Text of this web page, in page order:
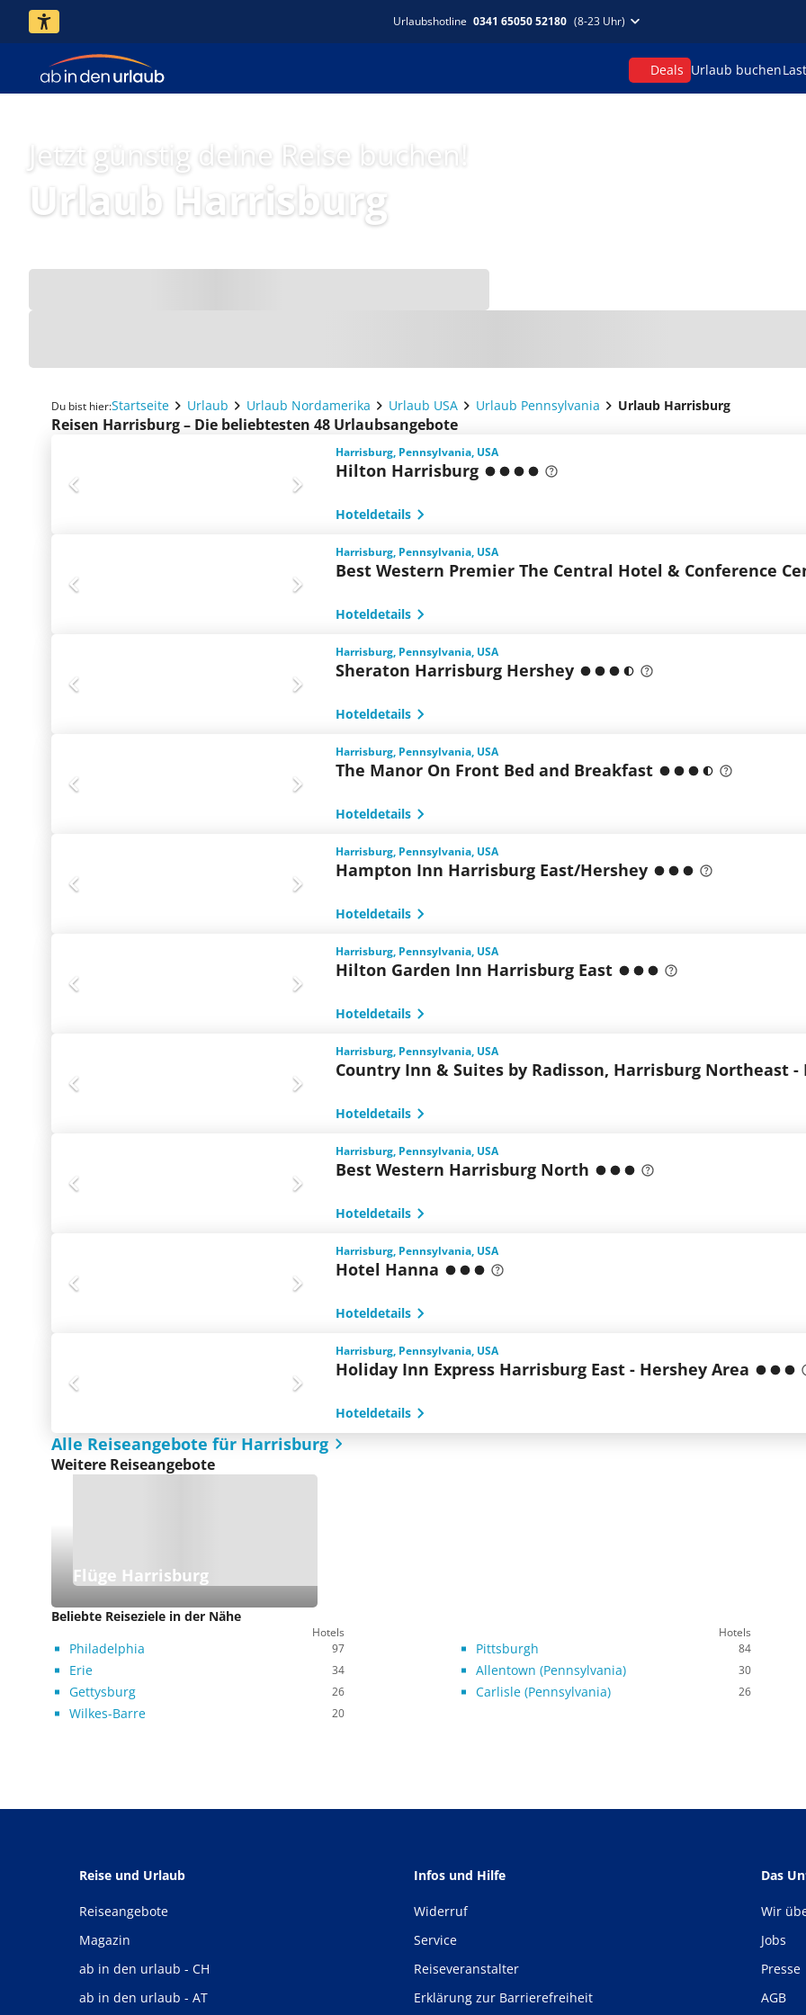
Urlaubshotline 0341 65050 52180 (8-23 Uhr)
Deals Urlaub buchen
Jetzt günstig deine Reise buchen!
Urlaub Harrisburg
Du bist hier:Startseite Urlaub Urlaub Nordamerika Urlaub USA Urlaub Pennsylvania Urlaub Harrisburg
Reisen Harrisburg – Die beliebtesten 48 Urlaubsangebote
Harrisburg, Pennsylvania, USA
Hilton Harrisburg
Hoteldetails
Harrisburg, Pennsylvania, USA
Best Western Premier The Central Hotel & Conference
Hoteldetails
Harrisburg, Pennsylvania, USA
Sheraton Harrisburg Hershey
Hoteldetails
Harrisburg, Pennsylvania, USA
The Manor On Front Bed and Breakfast
Hoteldetails
Harrisburg, Pennsylvania, USA
Hampton Inn Harrisburg East/Hershey
Hoteldetails
Harrisburg, Pennsylvania, USA
Hilton Garden Inn Harrisburg East
Hoteldetails
Harrisburg, Pennsylvania, USA
Country Inn & Suites by Radisson, Harrisburg Northeast -
Hoteldetails
Harrisburg, Pennsylvania, USA
Best Western Harrisburg North
Hoteldetails
Harrisburg, Pennsylvania, USA
Hotel Hanna
Hoteldetails
Harrisburg, Pennsylvania, USA
Holiday Inn Express Harrisburg East - Hershey Area
Hoteldetails
Alle Reiseangebote für Harrisburg
Weitere Reiseangebote
Flüge Harrisburg
Beliebte Reiseziele in der Nähe
Hotels Hotels
Philadelphia 97 Pittsburgh 84
Erie 34 Allentown (Pennsylvania) 30
Gettysburg 26 Carlisle (Pennsylvania) 26
Wilkes-Barre 20
Reise und Urlaub
Reiseangebote
Magazin
ab in den urlaub - CH
ab in den urlaub - AT
Infos und Hilfe
Widerruf
Service
Reiseveranstalter
Erklärung zur Barrierefreiheit
Das
Wir
Jobs
Presse
AGB